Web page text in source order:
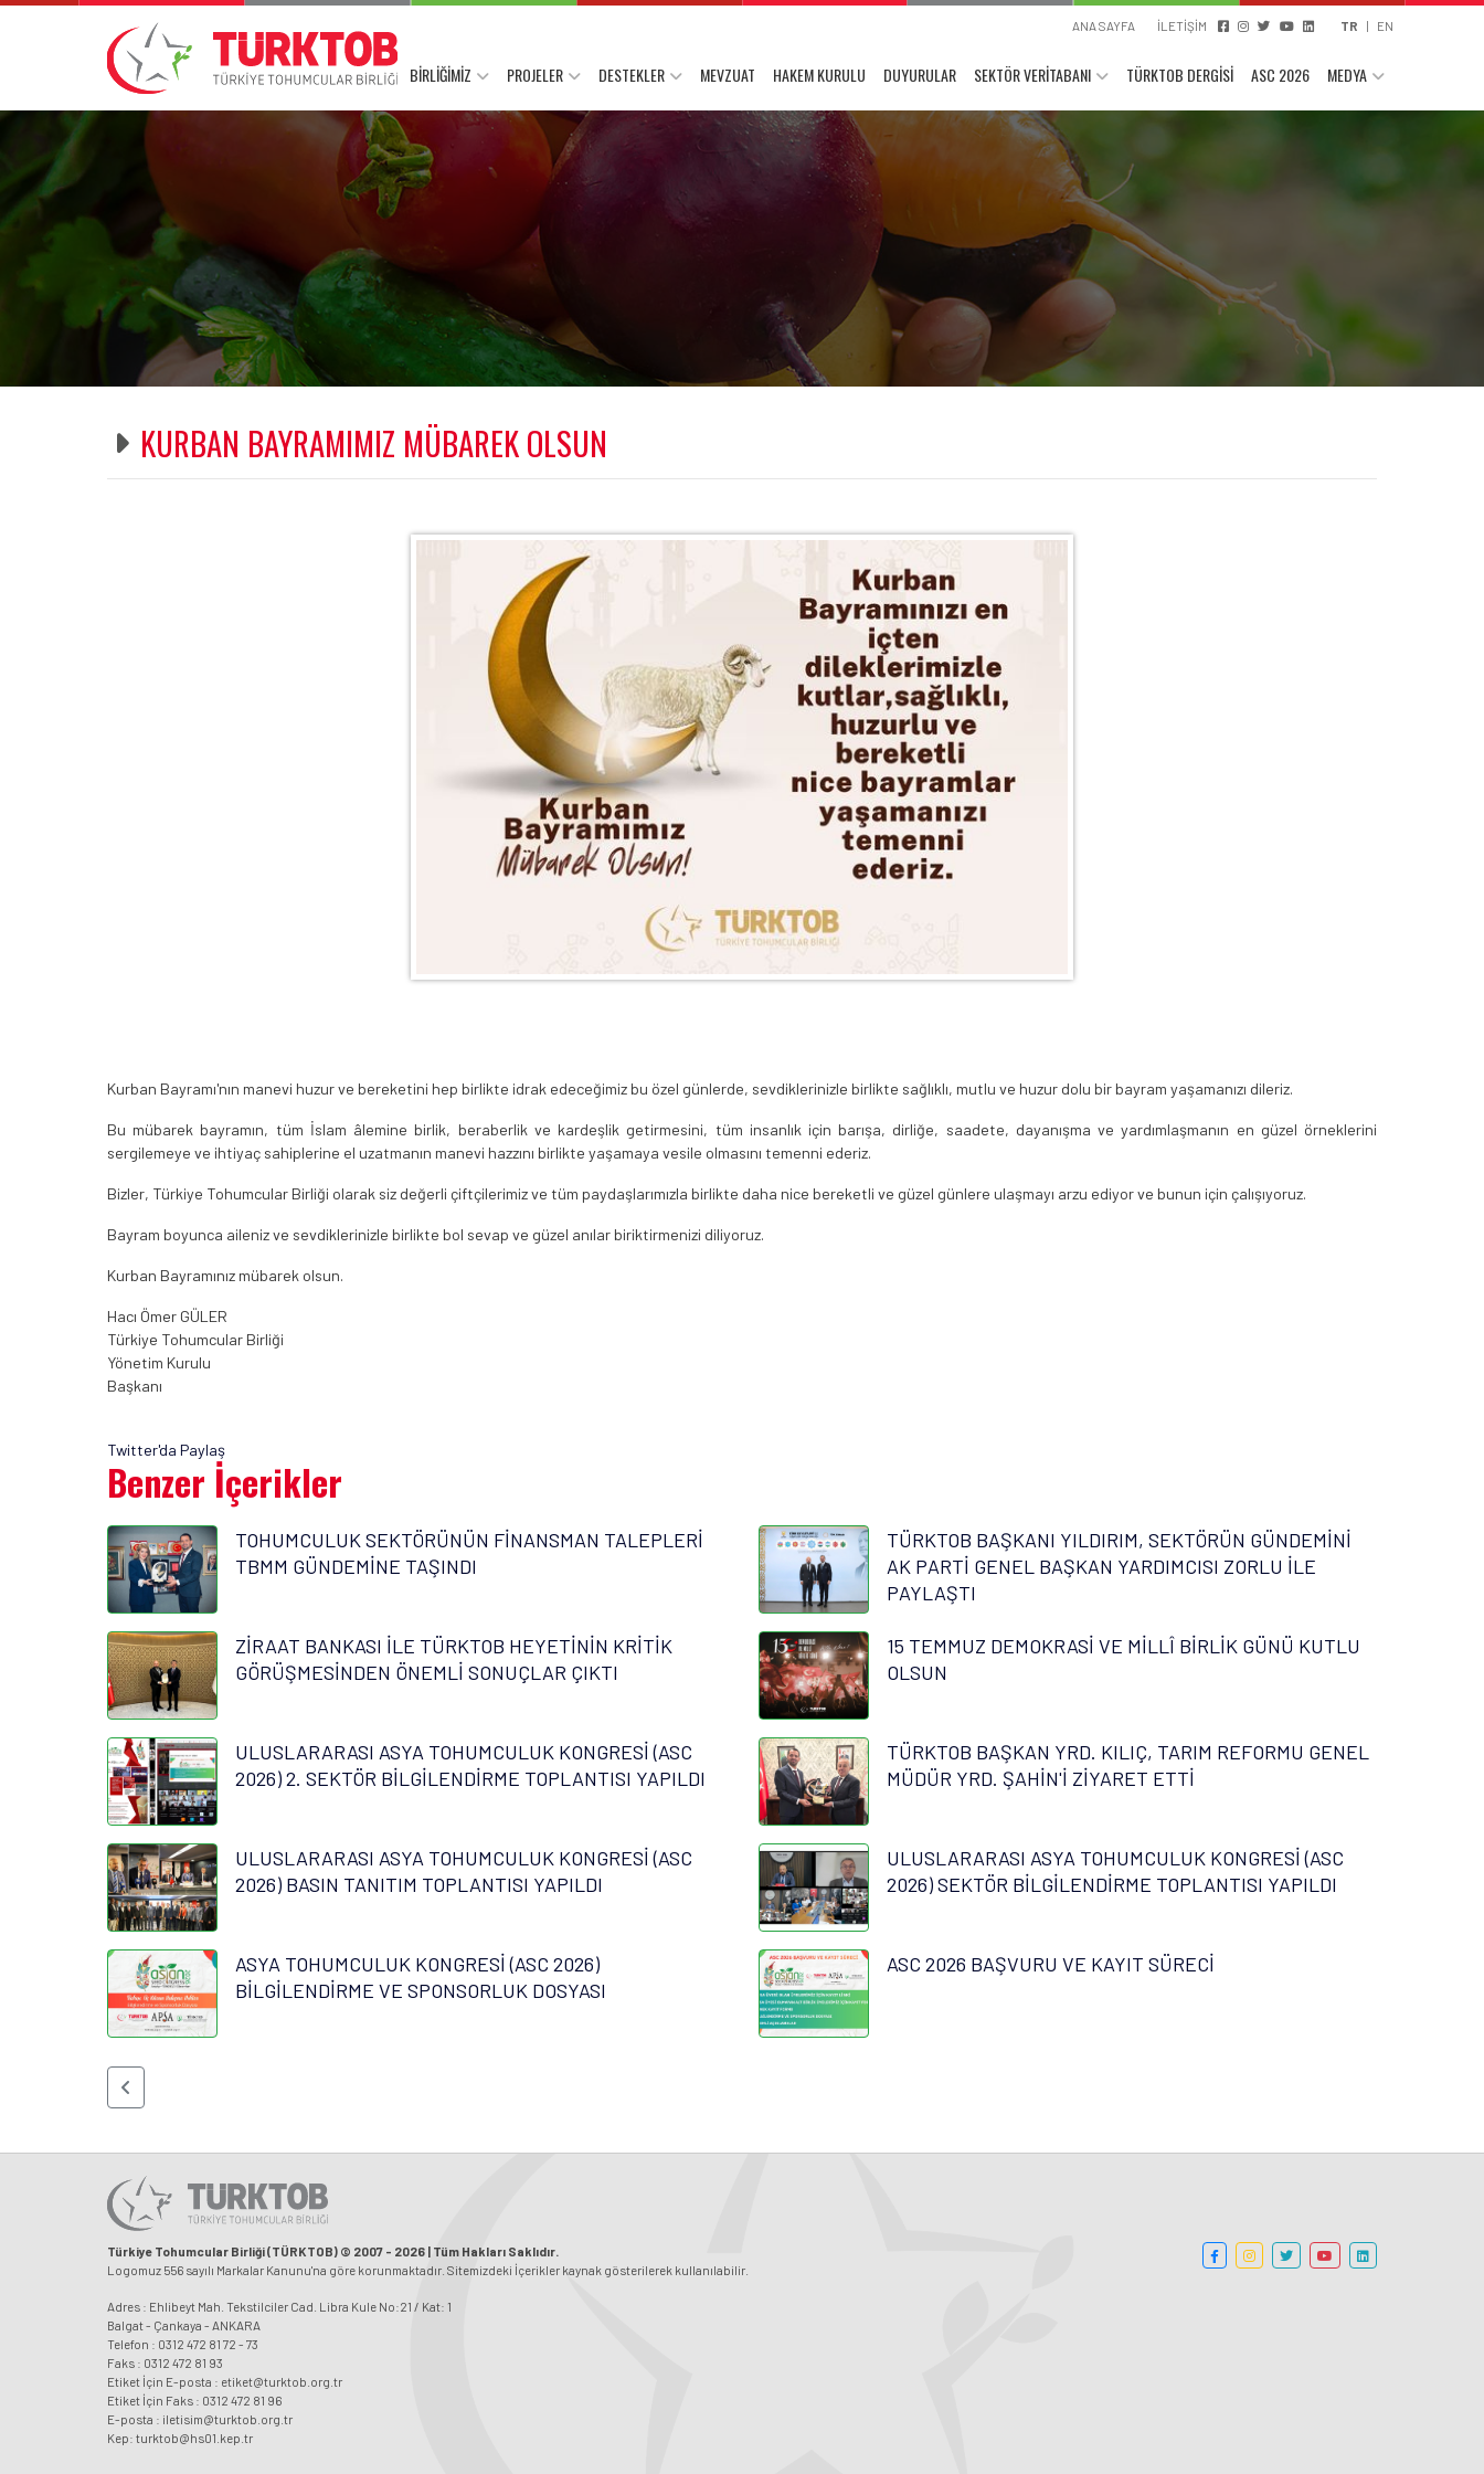
ANA SAYFA İLETİŞİM TR | EN
BİRLİĞİMİZ PROJELER DESTEKLER MEVZUAT HAKEM KURULU DUYURULAR SEKTÖR VERİTABANI TÜRKTOB DERGİSİ ASC 2026 MEDYA
KURBAN BAYRAMIMIZ MÜBAREK OLSUN
Kurban Bayramı'nın manevi huzur ve bereketini hep birlikte idrak edeceğimiz bu özel günlerde, sevdiklerinizle birlikte sağlıklı, mutlu ve huzur dolu bir bayram yaşamanızı dileriz.
Bu mübarek bayramın, tüm İslam âlemine birlik, beraberlik ve kardeşlik getirmesini, tüm insanlık için barışa, dirliğe, saadete, dayanışma ve yardımlaşmanın en güzel örneklerini
sergilemeye ve ihtiyaç sahiplerine el uzatmanın manevi hazzını birlikte yaşamaya vesile olmasını temenni ederiz.
Bizler, Türkiye Tohumcular Birliği olarak siz değerli çiftçilerimiz ve tüm paydaşlarımızla birlikte daha nice bereketli ve güzel günlere ulaşmayı arzu ediyor ve bunun için çalışıyoruz.
Bayram boyunca aileniz ve sevdiklerinizle birlikte bol sevap ve güzel anılar biriktirmenizi diliyoruz.
Kurban Bayramınız mübarek olsun.
Hacı Ömer GÜLER
Türkiye Tohumcular Birliği
Yönetim Kurulu
Başkanı
Twitter'da Paylaş
Benzer İçerikler
TOHUMCULUK SEKTÖRÜNÜN FİNANSMAN TALEPLERİ
TBMM GÜNDEMİNE TAŞINDI
TÜRKTOB BAŞKANI YILDIRIM, SEKTÖRÜN GÜNDEMİNİ
AK PARTİ GENEL BAŞKAN YARDIMCISI ZORLU İLE
PAYLAŞTI
ZİRAAT BANKASI İLE TÜRKTOB HEYETİNİN KRİTİK
GÖRÜŞMESİNDEN ÖNEMLİ SONUÇLAR ÇIKTI
15 TEMMUZ DEMOKRASİ VE MİLLÎ BİRLİK GÜNÜ KUTLU
OLSUN
ULUSLARARASI ASYA TOHUMCULUK KONGRESİ (ASC
2026) 2. SEKTÖR BİLGİLENDİRME TOPLANTISI YAPILDI
TÜRKTOB BAŞKAN YRD. KILIÇ, TARIM REFORMU GENEL
MÜDÜR YRD. ŞAHİN'İ ZİYARET ETTİ
ULUSLARARASI ASYA TOHUMCULUK KONGRESİ (ASC
2026) BASIN TANITIM TOPLANTISI YAPILDI
ULUSLARARASI ASYA TOHUMCULUK KONGRESİ (ASC
2026) SEKTÖR BİLGİLENDİRME TOPLANTISI YAPILDI
ASYA TOHUMCULUK KONGRESİ (ASC 2026)
BİLGİLENDİRME VE SPONSORLUK DOSYASI
ASC 2026 BAŞVURU VE KAYIT SÜRECİ
Türkiye Tohumcular Birliği (TÜRKTOB) © 2007 - 2026 | Tüm Hakları Saklıdır.
Logomuz 556 sayılı Markalar Kanunu'na göre korunmaktadır. Sitemizdeki İçerikler kaynak gösterilerek kullanılabilir.
Adres : Ehlibeyt Mah. Tekstilciler Cad. Libra Kule No:21 / Kat: 1
Balgat - Çankaya - ANKARA
Telefon : 0312 472 81 72 - 73
Faks : 0312 472 81 93
Etiket İçin E-posta : etiket@turktob.org.tr
Etiket İçin Faks : 0312 472 81 96
E-posta : iletisim@turktob.org.tr
Kep: turktob@hs01.kep.tr